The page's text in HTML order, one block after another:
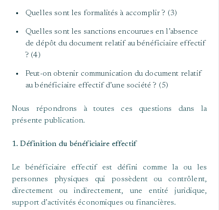
Quelles sont les formalités à accomplir ? (3)
Quelles sont les sanctions encourues en l’absence
de dépôt du document relatif au bénéficiaire effectif
? (4)
Peut-on obtenir communication du document relatif
au bénéficiaire effectif d’une société ? (5)
Nous répondrons à toutes ces questions dans la
présente publication.
1. Définition du bénéficiaire effectif
Le bénéficiaire effectif est défini comme la ou les
personnes physiques qui possèdent ou contrôlent,
directement ou indirectement, une entité juridique,
support d’activités économiques ou financières.